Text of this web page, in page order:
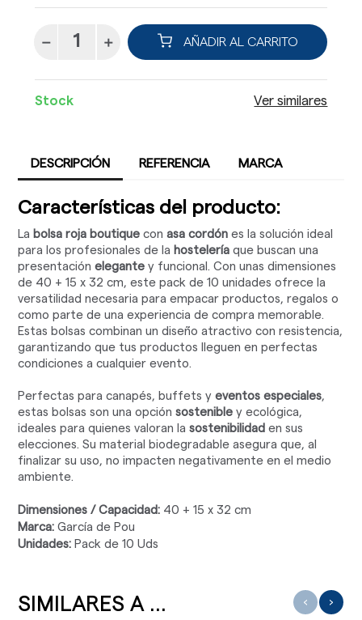
AÑADIR AL CARRITO
Stock Ver similares
DESCRIPCIÓN REFERENCIA MARCA
Características del producto:
La bolsa roja boutique conasa cordón es la solución ideal
para los profesionales de la hostelería que buscan una
presentaciónelegante y funcional. Con unas dimensiones
de 40 + 15 x 32 cm, este pack de 10 unidades ofrece la
versatilidad necesaria para empacar productos, regalos o
como parte de una experiencia de compra memorable.
Estas bolsas combinan un diseño atractivo con resistencia,
garantizando que tus productos lleguen en perfectas
condiciones a cualquier evento.
Perfectas para canapés, buffets yeventos especiales,
estas bolsas son una opciónsostenible y ecológica,
ideales para quienes valoran lasostenibilidad en sus
elecciones. Su material biodegradable asegura que, al
finalizar su uso, no impacten negativamente en el medio
ambiente.
Dimensiones / Capacidad: 40 + 15 x 32 cm
Marca: García de Pou
Unidades: Pack de 10 Uds
SIMILARES A ... ‹ ›